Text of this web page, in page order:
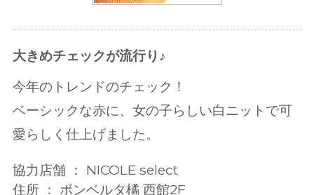
大きめチェックが流行り♪
今年のトレンドのチェック！
ベーシックな赤に、女の子らしい白ニットで可
愛らしく仕上げました。
協力店舗 ： NICOLE select
住所 ： ボンベルタ橘 西館2F